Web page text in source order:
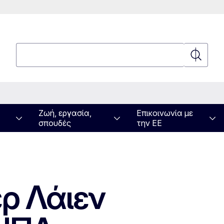
Ζωή, εργασία,
σπουδές
Επικοινωνία με
την ΕΕ
Λάιεν